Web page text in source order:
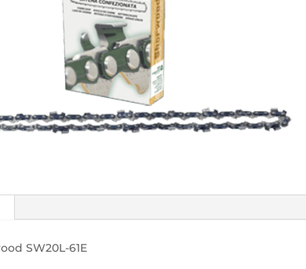
SW20L-61E